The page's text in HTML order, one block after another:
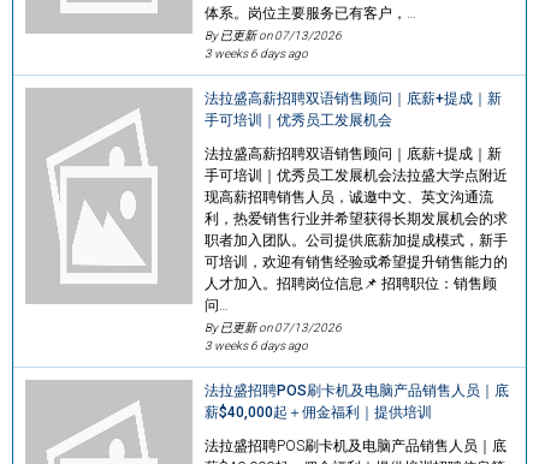
体系。岗位主要服务已有客户，…
By 已更新 on07/13/2026
3 weeks 6 days ago
法拉盛高薪招聘双语销售顾问｜底薪+提成｜新
手可培训｜优秀员工发展机会
法拉盛高薪招聘双语销售顾问｜底薪+提成｜新
手可培训｜优秀员工发展机会法拉盛大学点附近
现高薪招聘销售人员，诚邀中文、英文沟通流
利，热爱销售行业并希望获得长期发展机会的求
职者加入团队。公司提供底薪加提成模式，新手
可培训，欢迎有销售经验或希望提升销售能力的
人才加入。招聘岗位信息📌 招聘职位：销售顾
问…
By 已更新 on07/13/2026
3 weeks 6 days ago
法拉盛招聘POS刷卡机及电脑产品销售人员｜底
薪$40,000起＋佣金福利｜提供培训
法拉盛招聘POS刷卡机及电脑产品销售人员｜底